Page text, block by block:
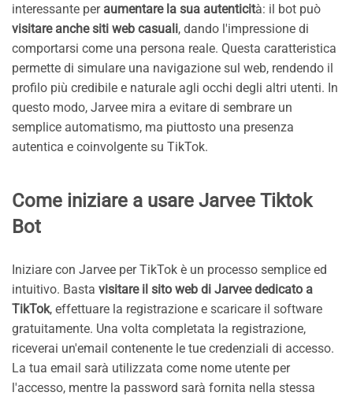
interessante peraumentare la sua autenticità: il bot può
visitare anche siti web casuali, dando l'impressione di
comportarsi come una persona reale. Questa caratteristica
permette di simulare una navigazione sul web, rendendo il
profilo più credibile e naturale agli occhi degli altri utenti. In
questo modo, Jarvee mira a evitare di sembrare un
semplice automatismo, ma piuttosto una presenza
autentica e coinvolgente su TikTok.
Come iniziare a usare Jarvee Tiktok
Bot
Iniziare con Jarvee per TikTok è un processo semplice ed
intuitivo. Basta visitare il sito web di Jarvee dedicato a
TikTok, effettuare la registrazione e scaricare il software
gratuitamente. Una volta completata la registrazione,
riceverai un'email contenente le tue credenziali di accesso.
La tua email sarà utilizzata come nome utente per
l'accesso, mentre la password sarà fornita nella stessa